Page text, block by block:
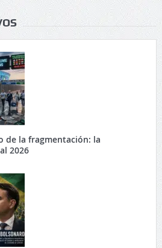
de la fragmentación: la
2026